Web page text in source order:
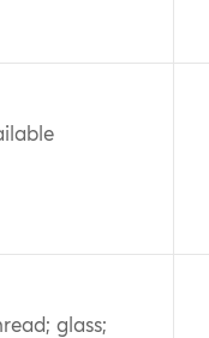
glass;